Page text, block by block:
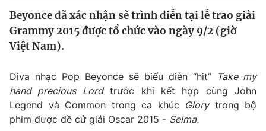
Thế giới
Thế giới đó đây
Câu chuyện quốc tế
Kinh tế
Tài chính
Thị trường
Dữ liệu và đời sống
Beyonce đã xác nhận sẽ trình diễn tại lễ trao giải
Grammy 2015 được tổ chức vào ngày 9/2 (giờ
Việt Nam).
Diva nhạc Pop Beyonce sẽ biểu diễn “hit” Take my
hand precious Lordtrước khi kết hợp cùng John
Legend và Common trong ca khúc Glorytrong bộ
phim được đề cử giải Oscar 2015 - Selma.